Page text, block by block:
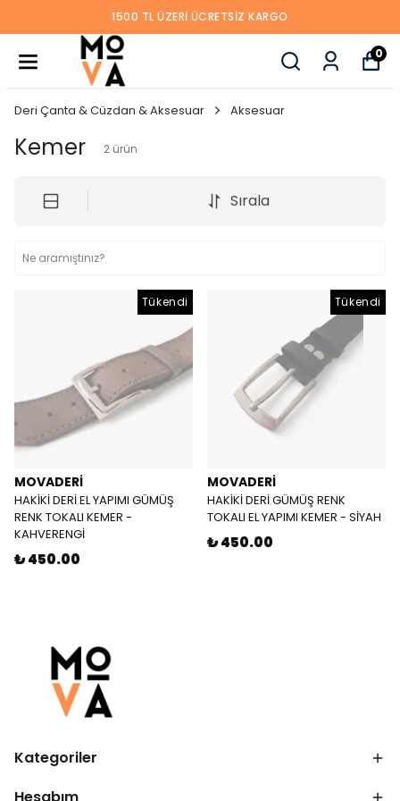
1500 TL ÜZERI ÜCRETSIZ KARGO
0
Deri Çanta & Cüzdan & Aksesuar Aksesuar
Kemer 2 ürün
Sırala
Tükendi
MOVADERİ
HAKİKİ DERİ EL YAPIMI GÜMÜŞ
RENK TOKALI KEMER -
KAHVERENGİ
₺ 450.00
Tükendi
MOVADERİ
HAKİKİ DERİ GÜMÜŞ RENK
TOKALI EL YAPIMI KEMER - SİYAH
₺ 450.00
Kategoriler